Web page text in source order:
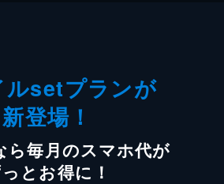
ルsetプランが
新登場！
ら毎月のスマホ代が
とお得に！